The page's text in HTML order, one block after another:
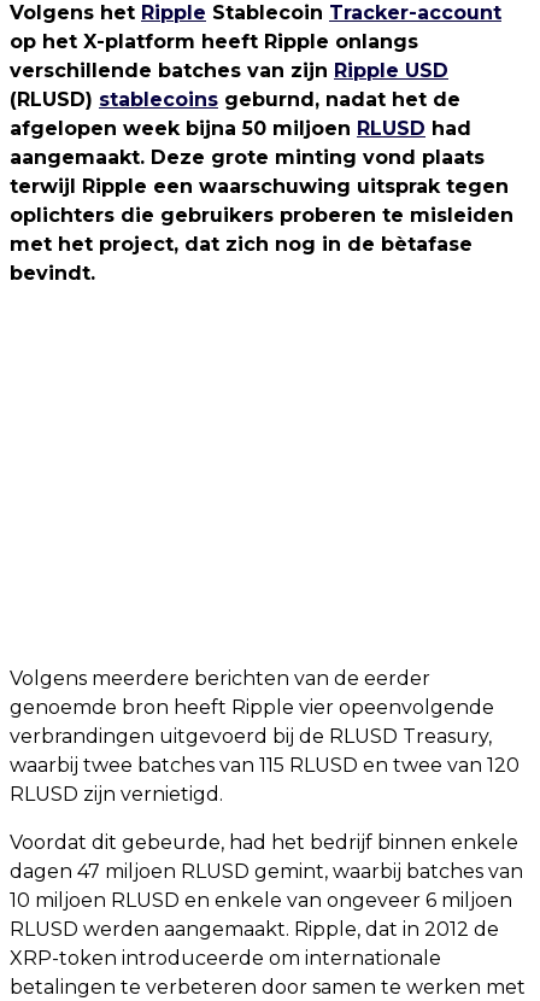
Volgens het Ripple Stablecoin Tracker-account
op het X-platform heeft Ripple onlangs
verschillende batches van zijn Ripple USD
(RLUSD) stablecoins geburnd, nadat het de
afgelopen week bijna 50 miljoen RLUSD had
aangemaakt. Deze grote minting vond plaats
terwijl Ripple een waarschuwing uitsprak tegen
oplichters die gebruikers proberen te misleiden
met het project, dat zich nog in de bètafase
bevindt.
Volgens meerdere berichten van de eerder
genoemde bron heeft Ripple vier opeenvolgende
verbrandingen uitgevoerd bij de RLUSD Treasury,
waarbij twee batches van 115 RLUSD en twee van 120
RLUSD zijn vernietigd.
Voordat dit gebeurde, had het bedrijf binnen enkele
dagen 47 miljoen RLUSD gemint, waarbij batches van
10 miljoen RLUSD en enkele van ongeveer 6 miljoen
RLUSD werden aangemaakt. Ripple, dat in 2012 de
XRP-token introduceerde om internationale
betalingen te verbeteren door samen te werken met